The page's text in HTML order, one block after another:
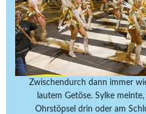
Zwischendurch dann immer
lautem Getöse. Sylke
Ohrstöpsel drin oder am